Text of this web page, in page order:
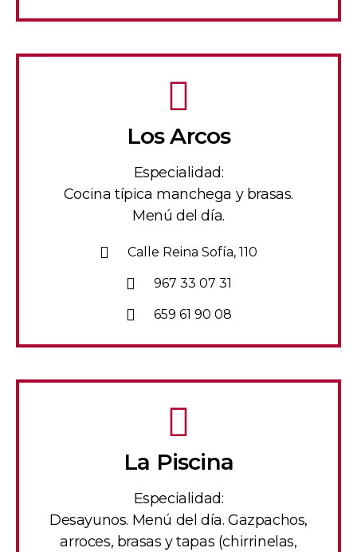
Los Arcos
Especialidad:
Cocina típica manchega y brasas.
Menú del día.
Calle Reina Sofía, 110
967 33 07 31
659 61 90 08
La Piscina
Especialidad:
Desayunos. Menú del día. Gazpachos,
arroces, brasas y tapas (chirrinelas,